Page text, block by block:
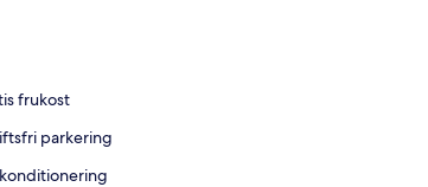
frukost
parkering